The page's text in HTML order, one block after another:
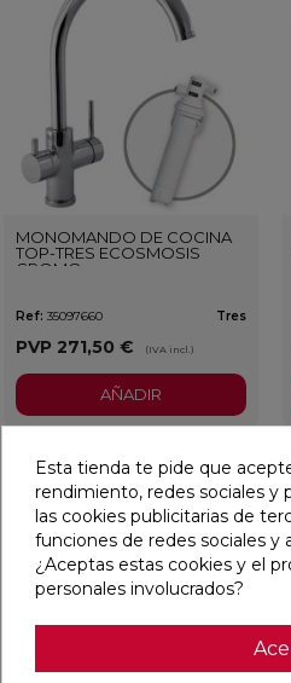
MONOMANDO DE COCINA
TOP-TRES ECOSMOSIS
CROMO
Ref: 35097660 Tres
PVP 271,50 € (IVA incl.)
AÑADIR
favorite
Esta tienda te pide que
rendimiento, redes sociales y
las cookies publicitarias de
funciones de redes sociales y
¿Aceptas estas cookies y el
personales involucrados?